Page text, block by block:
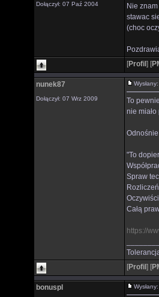
Dołączył: 07 Paź 2004
Nie
stawac
(choc
[Profil ] [
nunek87
Dołączył: 07 Wrz 2009
To
nie
"To
Spraw
Całą
https://
[Profil ] [
bonuspl